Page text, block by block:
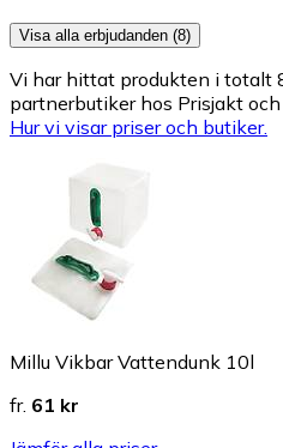
Visa alla erbjudanden (8)
Vi har hittat produkten i totalt
partnerbutiker hos Prisjakt
Hur vi visar priser och butiker.
Millu Vikbar Vattendunk 10l
fr. 61 kr